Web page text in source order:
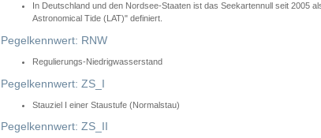
In Deutschland und den Nordsee-Staaten ist das Seekartennull seit 2005
Astronomical Tide (LAT)" definiert.
Pegelkennwert: RNW
Regulierungs-Niedrigwasserstand
Pegelkennwert: ZS_I
Stauziel I einer Staustufe (Normalstau)
Pegelkennwert: ZS_II